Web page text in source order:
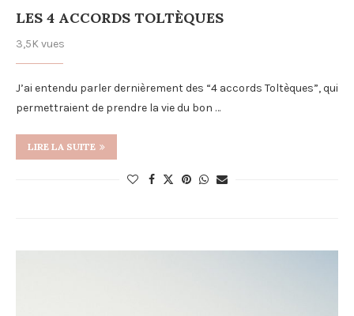
LES 4 ACCORDS TOLTÈQUES
3,5K vues
J’ai entendu parler dernièrement des “4 accords Toltèques”, qui
permettraient de prendre la vie du bon …
LIRE LA SUITE